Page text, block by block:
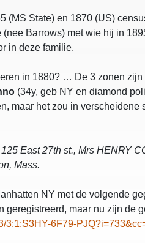
(MS State) en 1870 (US)
Barrows) met wie hij in
in deze familie.
in 1880? … De 3 zonen
(34y, geb NY en diamond
maar het zou in
East 27th st., Mrs HENRY
Mass.
NY met de volgende
geregistreerd, maar nu zijn de
3:1:S3HY-6F79-